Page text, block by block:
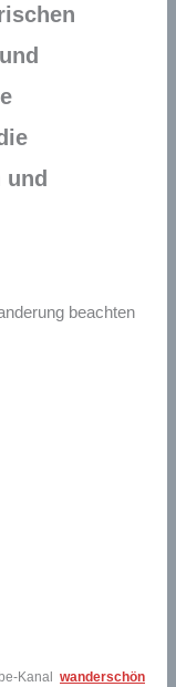
beachten
Kanal
wanderschön